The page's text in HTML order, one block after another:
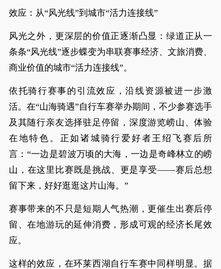
效应：从“风光线”到城市“活力连接线”
风光之外，更深层的价值正逐渐凸显：绿道正从一
条条“风光线”逐步蝶变为串联赛事经济、文旅消费、
商业价值的城市“活力连接线”。
依托骑行赛事的引流效应，沿线资源被进一步激
活。在“山海骑遇”自行车赛举办期间，不少参赛选手
及其随行亲友选择驻足停留，深度游览崂山、体验
在地特色。正如诸城骑行爱好者王绍飞赛后所
言：“一边是碧波万顷的大海，一边是奇峰林立的崂
山，在这里比赛既是挑战、更是享受——赛后总想
留下来，好好逛逛这片山海。”
赛事带来的不只是短期人气热潮，更催生出赛后停
留、在地游玩的延伸消费，形成可观的经济长尾效
应。
这样的效应，在环莱西湖自行车赛中同样明显。据